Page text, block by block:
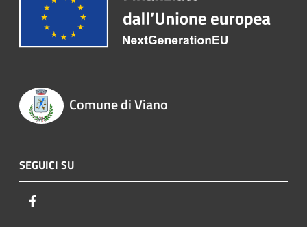
Comune di Viano
SEGUICI SU